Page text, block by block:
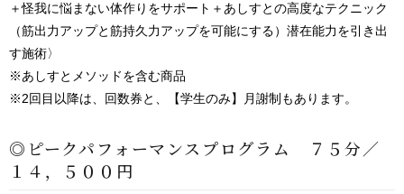
＋怪我に悩まない体作りをサポート＋あしすとの高度なテクニック
（筋出力アップと筋持久力アップを可能にする）潜在能力を引き出
す施術〉
※あしすとメソッドを含む商品
※2回目以降は、回数券と、【学生のみ】月謝制もあります。
◎ピークパフォーマンスプログラム ７５分／
１４，５００円